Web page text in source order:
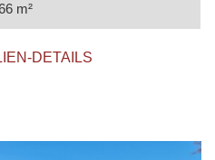
m²
DETAILS